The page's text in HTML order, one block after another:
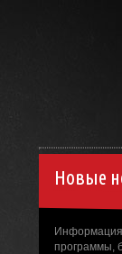
Новые
Информация
программы,